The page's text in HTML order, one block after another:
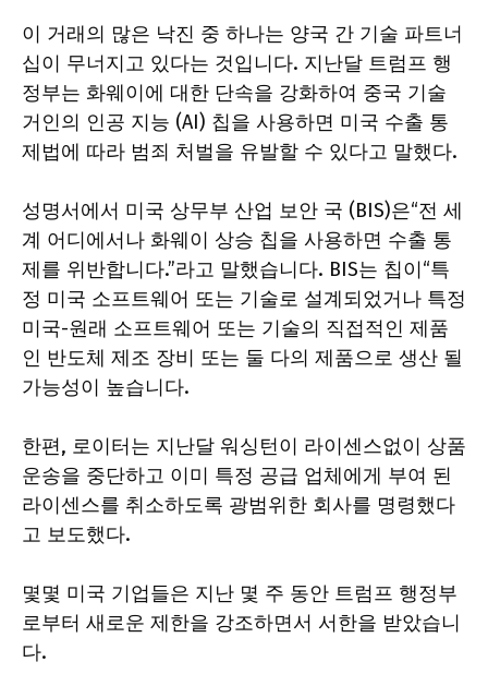
이 거래의 많은 낙진 중 하나는 양국 간 기술 파트너
십이 무너지고 있다는 것입니다. 지난달 트럼프 행
정부는 화웨이에 대한 단속을 강화하여 중국 기술
거인의 인공 지능 (AI) 칩을 사용하면 미국 수출 통
제법에 따라 범죄 처벌을 유발할 수 있다고 말했다.
성명서에서 미국 상무부 산업 보안 국 (BIS)은“전 세
계 어디에서나 화웨이 상승 칩을 사용하면 수출 통
제를 위반합니다.”라고 말했습니다. BIS는 칩이“특
정 미국 소프트웨어 또는 기술로 설계되었거나 특정
미국-원래 소프트웨어 또는 기술의 직접적인 제품
인 반도체 제조 장비 또는 둘 다의 제품으로 생산 될
가능성이 높습니다.
한편, 로이터는 지난달 워싱턴이 라이센스없이 상품
운송을 중단하고 이미 특정 공급 업체에게 부여 된
라이센스를 취소하도록 광범위한 회사를 명령했다
고 보도했다.
몇몇 미국 기업들은 지난 몇 주 동안 트럼프 행정부
로부터 새로운 제한을 강조하면서 서한을 받았습니
다.